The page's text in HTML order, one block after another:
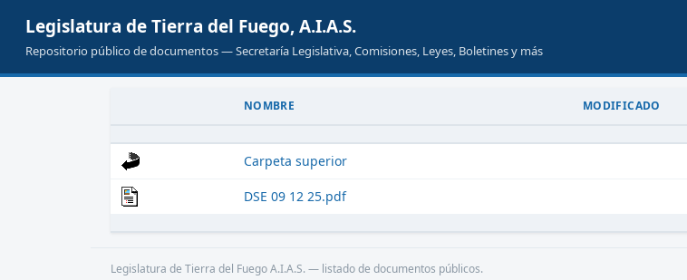
Legislatura de Tierra del Fuego, A.I.A.S.
Repositorio público de documentos — Secretaría Legislativa, Comisiones, Leyes, Boletines y más
NOMBRE MODIFICADO
Carpeta superior
DSE 09 12 25.pdf
Legislatura de Tierra del Fuego A.I.A.S. — listado de documentos públicos.